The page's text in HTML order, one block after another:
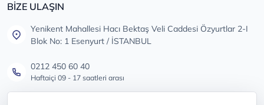
BİZE ULAŞIN
Yenikent Mahallesi Hacı Bektaş Veli Caddesi Özyurtlar 2-I
Blok No: 1 Esenyurt / İSTANBUL
0212 450 60 40
Haftaiçi 09 - 17 saatleri arası